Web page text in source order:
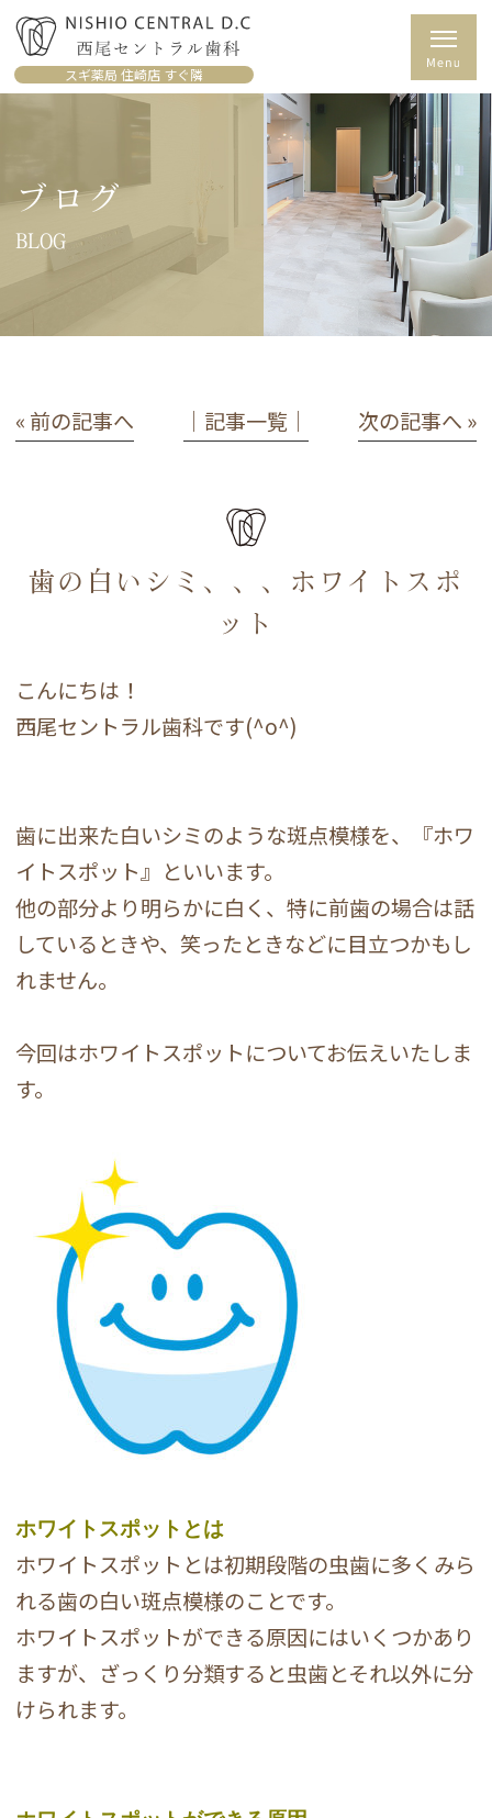
スギ薬局 住崎店 すぐ隣
ブログ
BLOG
« 前の記事へ │記事一覧│ 次の記事へ »
歯の白いシミ、、、ホワイトスポ
ット
こんにちは！
西尾セントラル歯科です(^o^)
歯に出来た白いシミのような斑点模様を、『ホワ
イトスポット』といいます。
他の部分より明らかに白く、特に前歯の場合は話
しているときや、笑ったときなどに目立つかもし
れません。
今回はホワイトスポットについてお伝えいたしま
す。
ホワイトスポットとは
ホワイトスポットとは初期段階の虫歯に多くみら
れる歯の白い斑点模様のことです。
ホワイトスポットができる原因にはいくつかあり
ますが、ざっくり分類すると虫歯とそれ以外に分
けられます。